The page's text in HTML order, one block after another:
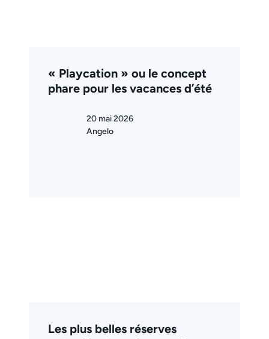
« Playcation » ou le concept
phare pour les vacances d’été
20 mai 2026
Angelo
Les plus belles réserves